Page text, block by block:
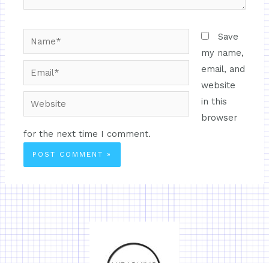
Save
my name,
email, and
website
in this
browser
for the next time I comment.